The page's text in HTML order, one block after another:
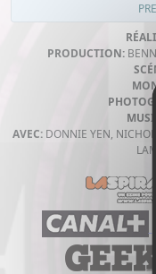
PRODUCTION:
AVEC:DONNIE YEN,